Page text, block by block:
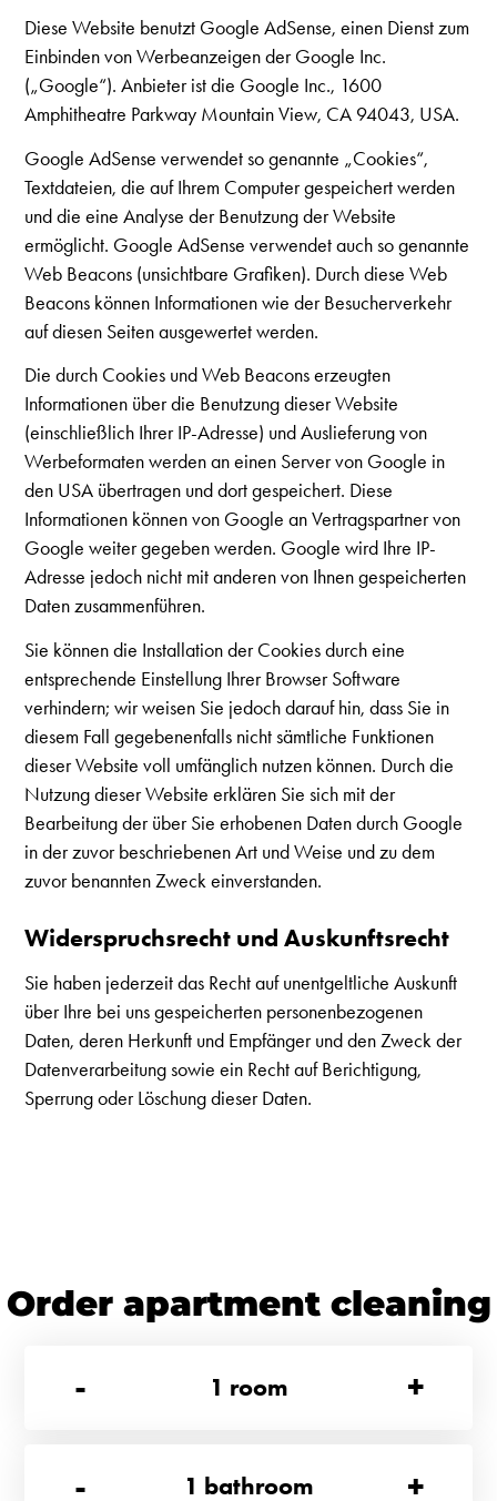
Diese Website benutzt Google AdSense, einen Dienst zum
Einbinden von Werbeanzeigen der Google Inc.
(„Google“). Anbieter ist die Google Inc., 1600
Amphitheatre Parkway Mountain View, CA 94043, USA.
Google AdSense verwendet so genannte „Cookies“,
Textdateien, die auf Ihrem Computer gespeichert werden
und die eine Analyse der Benutzung der Website
ermöglicht. Google AdSense verwendet auch so genannte
Web Beacons (unsichtbare Grafiken). Durch diese Web
Beacons können Informationen wie der Besucherverkehr
auf diesen Seiten ausgewertet werden.
Die durch Cookies und Web Beacons erzeugten
Informationen über die Benutzung dieser Website
(einschließlich Ihrer IP-Adresse) und Auslieferung von
Werbeformaten werden an einen Server von Google in
den USA übertragen und dort gespeichert. Diese
Informationen können von Google an Vertragspartner von
Google weiter gegeben werden. Google wird Ihre IP-
Adresse jedoch nicht mit anderen von Ihnen gespeicherten
Daten zusammenführen.
Sie können die Installation der Cookies durch eine
entsprechende Einstellung Ihrer Browser Software
verhindern; wir weisen Sie jedoch darauf hin, dass Sie in
diesem Fall gegebenenfalls nicht sämtliche Funktionen
dieser Website voll umfänglich nutzen können. Durch die
Nutzung dieser Website erklären Sie sich mit der
Bearbeitung der über Sie erhobenen Daten durch Google
in der zuvor beschriebenen Art und Weise und zu dem
zuvor benannten Zweck einverstanden.
Widerspruchsrecht und Auskunftsrecht
Sie haben jederzeit das Recht auf unentgeltliche Auskunft
über Ihre bei uns gespeicherten personenbezogenen
Daten, deren Herkunft und Empfänger und den Zweck der
Datenverarbeitung sowie ein Recht auf Berichtigung,
Sperrung oder Löschung dieser Daten.
Order apartment cleaning
-
1 room +
- 1 bathroom +